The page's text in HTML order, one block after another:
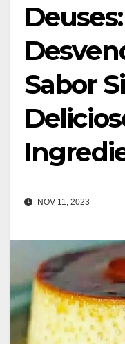
Deuses:
Sabor
NOV 11, 2023